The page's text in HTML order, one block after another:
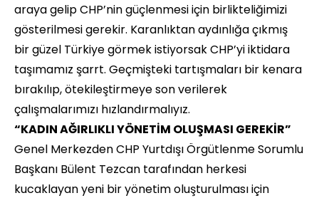
araya gelip CHP’nin güçlenmesi için birlikteliğimizi
gösterilmesi gerekir. Karanlıktan aydınlığa çıkmış
bir güzel Türkiye görmek istiyorsak CHP’yi iktidara
taşımamız şarrt. Geçmişteki tartışmaları bir kenara
bırakılıp, ötekileştirmeye son verilerek
çalışmalarımızı hızlandırmalıyız.
“KADIN AĞIRLIKLI YÖNETİM OLUŞMASI GEREKİR”
Genel Merkezden CHP Yurtdışı Örgütlenme Sorumlu
Başkanı Bülent Tezcan tarafından herkesi
kucaklayan yeni bir yönetim oluşturulması için